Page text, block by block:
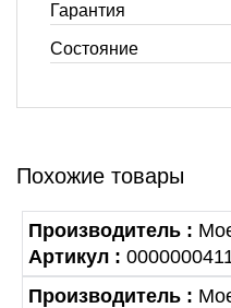
Гарантия
Состояние
Похожие товары
Производитель :
Артикул :
Производитель :